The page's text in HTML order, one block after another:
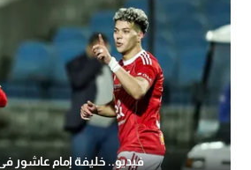
فيديو.. خليفة إمام عاشور